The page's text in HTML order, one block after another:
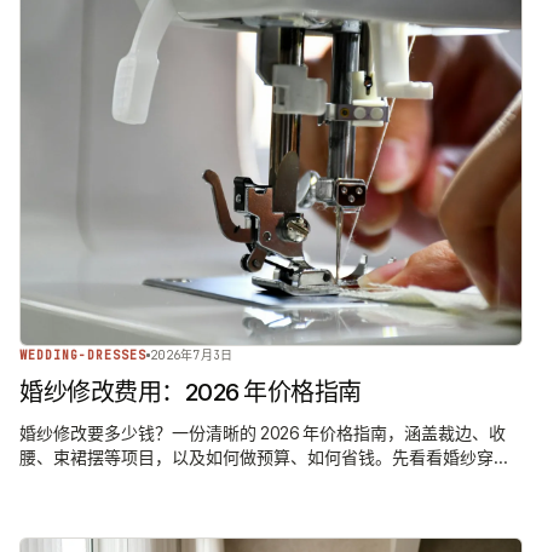
WEDDING-DRESSES 2026年7月3日
婚纱修改费用：2026 年价格指南
婚纱修改要多少钱？一份清晰的 2026 年价格指南，涵盖裁边、收
腰、束裙摆等项目，以及如何做预算、如何省钱。先看看婚纱穿在